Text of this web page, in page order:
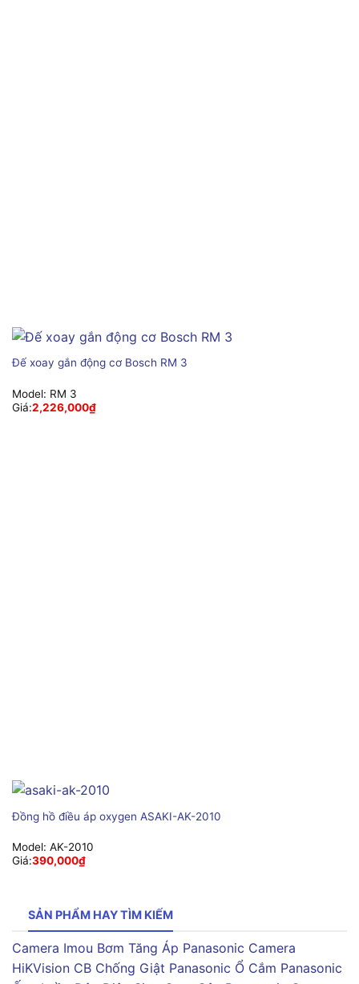
Đế xoay gắn động cơ Bosch RM 3
Model: RM 3
Giá:2,226,000₫
Đồng hồ điều áp oxygen ASAKI-AK-2010
Model: AK-2010
Giá:390,000₫
SẢN PHẨM HAY TÌM KIẾM
Camera Imou Bơm Tăng Áp Panasonic Camera
HiKVision CB Chống Giật Panasonic Ổ Cắm Panasonic